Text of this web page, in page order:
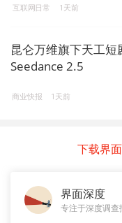
互联网日常 1天前
昆仑万维旗下天工短
Seedance 2.5
商业快报 1天前
下载界
界面深度
专注于深度调